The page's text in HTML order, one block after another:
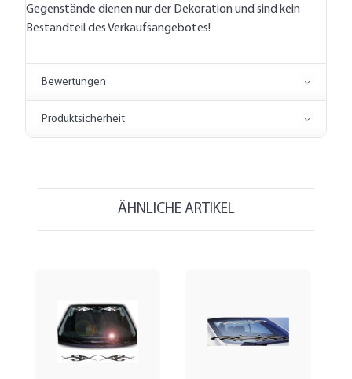
Gegenstände dienen nur der Dekoration und sind kein
Bestandteil des Verkaufsangebotes!
Bewertungen
Produktsicherheit
ÄHNLICHE ARTIKEL